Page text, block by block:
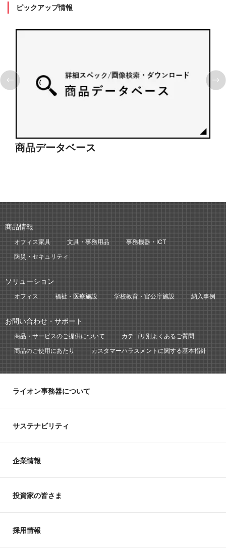
ピックアップ情報
商品データベース
商品情報
オフィス家具 文具・事務用品
事務機器・ICT
防災・セキュリティ
ソリューション
オフィス 福祉・医療施設 学校教育・官公庁施設 納入事例
お問い合わせ・サポート
商品・サービスのご提供について
カテゴリ別よくあるご質問
商品のご使用にあたり
カスタマーハラスメントに関する基本指針
ライオン事務器について
サステナビリティ
企業情報
投資家の皆さま
採用情報